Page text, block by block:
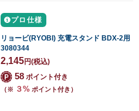
プロ仕様
リョービ(RYOBI) 充電スタンド BDX-2用
3080344
2,145円(税込)
58 ポイント付き
（※ ３% ポイント付き）